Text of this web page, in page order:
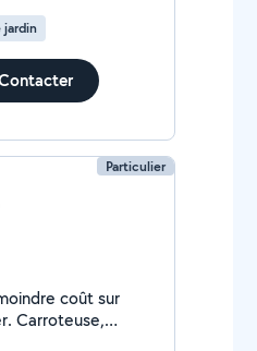
jardin
Particulier
coût sur